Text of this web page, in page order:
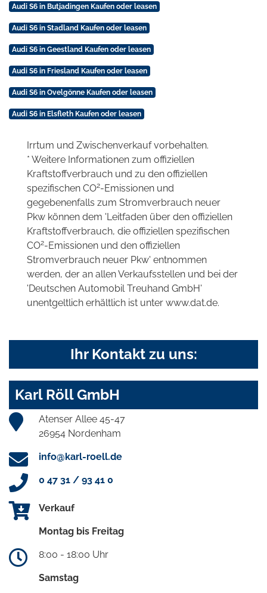
Audi S6 in Butjadingen Kaufen oder leasen
Audi S6 in Stadland Kaufen oder leasen
Audi S6 in Geestland Kaufen oder leasen
Audi S6 in Friesland Kaufen oder leasen
Audi S6 in Ovelgönne Kaufen oder leasen
Audi S6 in Elsfleth Kaufen oder leasen
Irrtum und Zwischenverkauf vorbehalten.
* Weitere Informationen zum offiziellen
Kraftstoffverbrauch und zu den offiziellen
spezifischen CO2-Emissionen und
gegebenenfalls zum Stromverbrauch neuer
Pkw können dem 'Leitfaden über den offiziellen
Kraftstoffverbrauch, die offiziellen spezifischen
CO2-Emissionen und den offiziellen
Stromverbrauch neuer Pkw' entnommen
werden, der an allen Verkaufsstellen und bei der
'Deutschen Automobil Treuhand GmbH'
unentgeltlich erhältlich ist unter www.dat.de.
Ihr Kontakt zu uns:
Karl Röll GmbH
Atenser Allee 45-47
26954 Nordenham
info@karl-roell.de
0 47 31 / 93 41 0
Verkauf
Montag bis Freitag
8:00 - 18:00 Uhr
Samstag